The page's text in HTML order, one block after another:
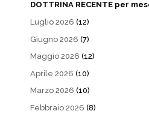
DOTTRINA RECENTE per
Luglio 2026 (12)
Giugno 2026 (7)
Maggio 2026 (12)
Aprile 2026 (10)
Marzo 2026 (10)
Febbraio 2026 (8)